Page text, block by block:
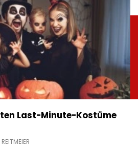
Last-Minute-Kostüme